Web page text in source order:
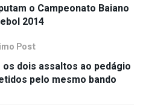
o Campeonato Baiano
2014
Post
os dois assaltos ao pedágio
pelo mesmo bando